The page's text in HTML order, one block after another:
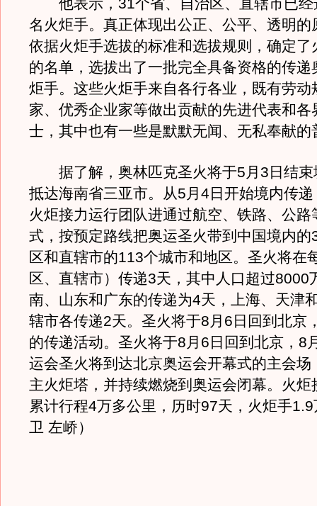
他表示，31个省、自治区、直辖市已经
名火炬手。真正体现出公正、公平、透明的
依据火炬手选拔的标准和选拔规则，确定了
的名单，选拔出了一批完全具备资格的传递
炬手。这些火炬手来自各行各业，既有劳动
家、优秀企业家等做出贡献的先进代表和各
士，其中也有一些是默默无闻、无私奉献的
据了解，奥林匹克圣火将于5月3日结束
抵达海南省三亚市。从5月4日开始境内传
火炬接力运行团队进通过航空、铁路、公路
式，按预定路线把奥运圣火带到中国境内的
区和直辖市的113个城市和地区。圣火将在
区、直辖市）传递3天，其中人口超过8000
南、山东和广东的传递为4天，上海、天津
辖市各传递2天。圣火将于8月6日回到北京
的传递活动。圣火将于8月6日回到北京，8
运会圣火将到达北京奥运会开幕式的主会场
主火炬塔，并持续燃烧到奥运会闭幕。火炬
累计行程4万多公里，历时97天，火炬手
卫 左峤）